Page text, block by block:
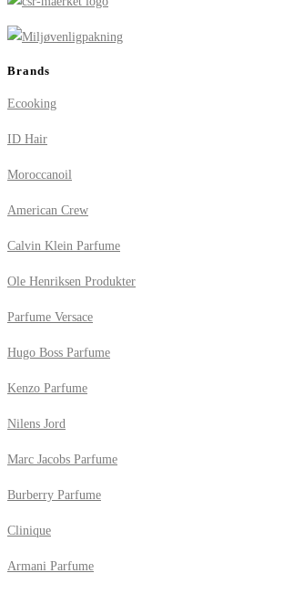
Brands
Ecooking
ID Hair
Moroccanoil
American Crew
Calvin Klein Parfume
Ole Henriksen Produkter
Parfume Versace
Hugo Boss Parfume
Kenzo Parfume
Nilens Jord
Marc Jacobs Parfume
Burberry Parfume
Clinique
Armani Parfume